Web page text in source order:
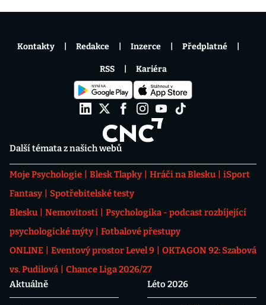
Další témata z našich webů
Moje Psychologie Blesk Tlapky Hráči na Blesku
iSport
Fantasy
Spotřebitelské testy
Blesku
Nemovitosti
Psychologika - podcast rozbíjející
psychologické mýty
Fotbalové přestupy
ONLINE
Eventový prostor Level 9
OKTAGON 92: Szabová
vs. Pudilová
Chance Liga 2026/27
Aktuálně
Léto 2026
Kontakty Redakce Inzerce Předplatné
RSS Kariéra